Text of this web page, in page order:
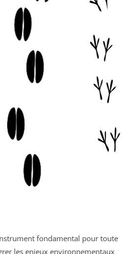
fondamental pour toute
les enjeux environnementaux